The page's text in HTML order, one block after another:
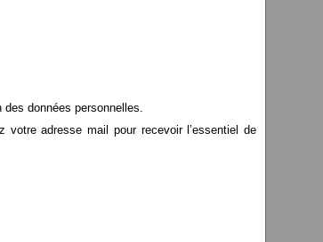
données personnelles.
adresse mail pour recevoir l’essentiel de